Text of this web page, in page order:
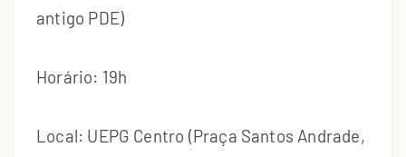
antigo PDE)
Horário: 19h
Local: UEPG Centro (Praça Santos Andrade,